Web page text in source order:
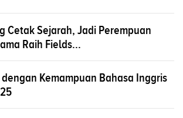
Cetak Sejarah, Jadi Perempuan
Raih Fields...
Kemampuan Bahasa Inggris